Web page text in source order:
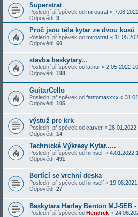
Superstrat
Poslední příspěvek od mirostrat «
Odpovědi: 3
Proč jsou těla kytar ze dvou kusů
Poslední příspěvek od mirostrat «
Odpovědi: 60
stavba baskytary...
Poslední příspěvek od lathur « 2.05.2022
Odpovědi: 198
GuitarCello
Poslední příspěvek od fantomasxxx «
Odpovědi: 105
výstuž pre krk
Poslední příspěvek od carver « 28.01.2022
Odpovědi: 14
Technické Výkresy Kytar.....
Poslední příspěvek od himself « 4.01.2022
Odpovědi: 491
Bortící se vrchní deska
Poslední příspěvek od himself «
Odpovědi: 27
Baskytara Harley Benton MJ-5EB
Poslední příspěvek od Hendrek «